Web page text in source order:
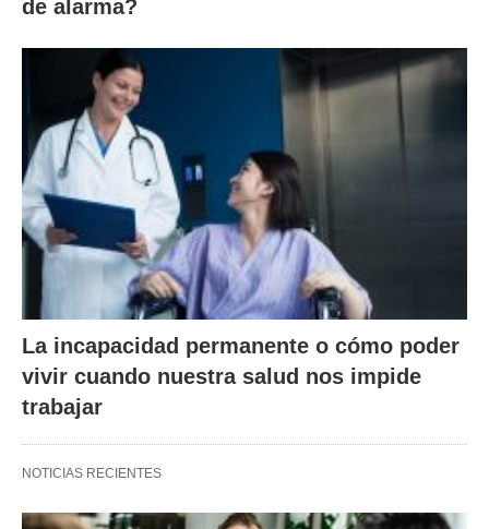
de alarma?
La incapacidad permanente o cómo poder
vivir cuando nuestra salud nos impide
trabajar
NOTICIAS RECIENTES